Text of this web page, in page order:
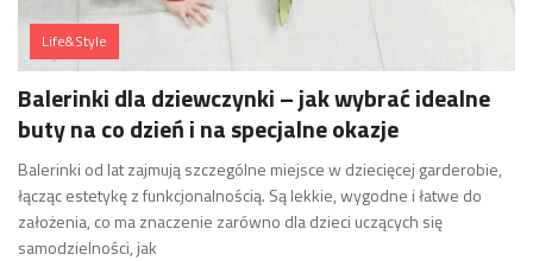
Life&Style
Balerinki dla dziewczynki – jak wybrać idealne
buty na co dzień i na specjalne okazje
Balerinki od lat zajmują szczególne miejsce w dziecięcej garderobie,
łącząc estetykę z funkcjonalnością. Są lekkie, wygodne i łatwe do
założenia, co ma znaczenie zarówno dla dzieci uczących się
samodzielności, jak